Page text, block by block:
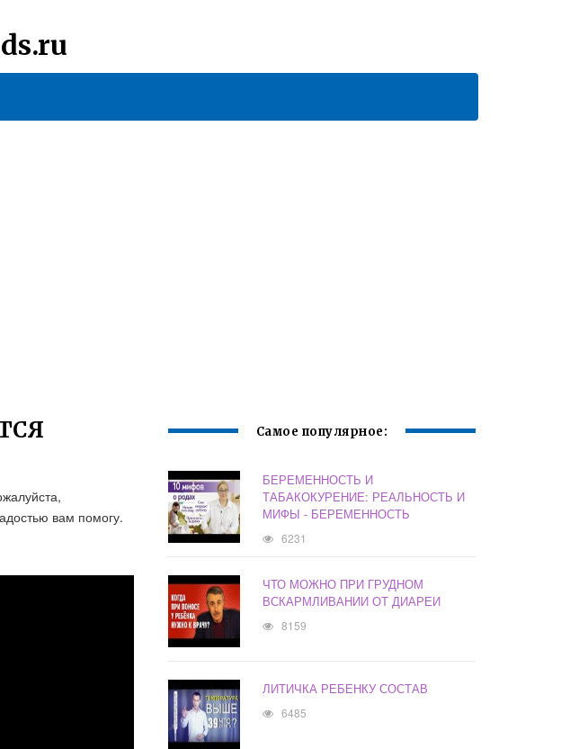
вам помогу.
Самое популярное:
БЕРЕМЕННОСТЬ И
ТАБАКОКУРЕНИЕ: РЕАЛЬНОСТЬ И
МИФЫ - БЕРЕМЕННОСТЬ
6231
ЧТО МОЖНО ПРИ ГРУДНОМ
ВСКАРМЛИВАНИИ ОТ ДИАРЕИ
8159
ЛИТИЧКА РЕБЕНКУ СОСТАВ
6485